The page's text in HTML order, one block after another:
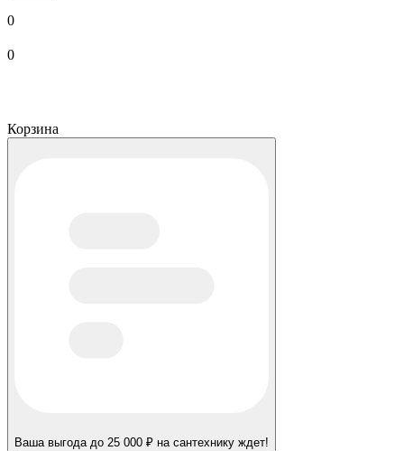
0
0
Корзина
Ваша выгода до 25 000 ₽ на сантехнику ждет!